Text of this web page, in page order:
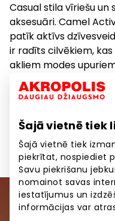
Šajā vietnē tiek
Šajā vietnē tiek
piekrītat, nospiediet
Savu piekrišanu
nomainot savas
iestatījumus un
informācijas var
Casual stila vīriešu un
aksesuāri. Camel
patīk aktīvs
ir radīts cilvēkiem,
akliem modes
moderns,
komfortabls.
Apģērbs Preces